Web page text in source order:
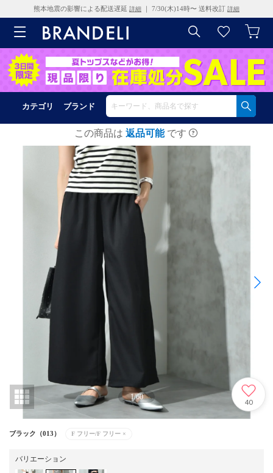
熊本地震の影響による配送遅延 詳細 ｜ 7/30(木)14時〜 送料改訂 詳細
カテゴリ ブランド
この商品は 返品可能 です
1/60
40
ブラック（013） F フリー/F フリー ×
バリエーション